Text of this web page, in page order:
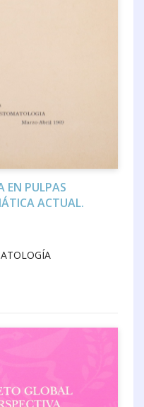
EN PULPAS
ACTUAL.